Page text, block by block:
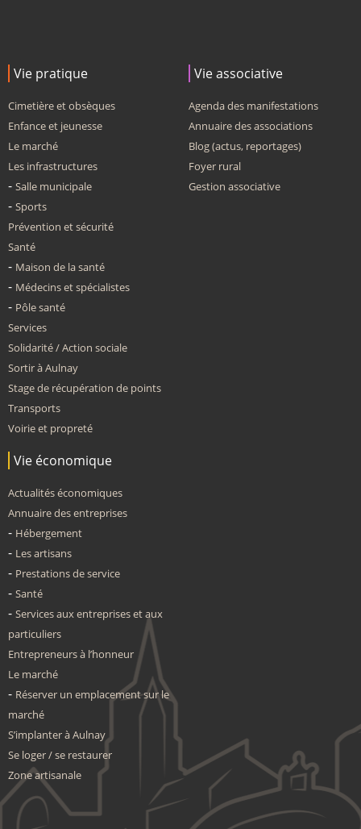
Vie pratique
Cimetière et obsèques
Enfance et jeunesse
Le marché
Les infrastructures
Salle municipale
Sports
Prévention et sécurité
Santé
Maison de la santé
Médecins et spécialistes
Pôle santé
Services
Solidarité / Action sociale
Sortir à Aulnay
Stage de récupération de points
Transports
Voirie et propreté
Vie associative
Agenda des manifestations
Annuaire des associations
Blog (actus, reportages)
Foyer rural
Gestion associative
Vie économique
Actualités économiques
Annuaire des entreprises
Hébergement
Les artisans
Prestations de service
Santé
Services aux entreprises et aux
particuliers
Entrepreneurs à l’honneur
Le marché
Réserver un emplacement sur le
marché
S’implanter à Aulnay
Se loger / se restaurer
Zone artisanale